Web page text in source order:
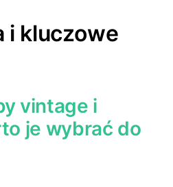
i kluczowe
vintage ​i
je wybrać do